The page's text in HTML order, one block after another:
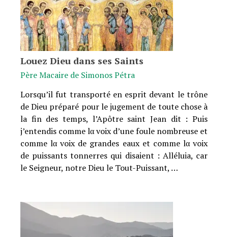
Louez Dieu dans ses Saints
Père Macaire de Simonos Pétra
Lorsqu’il fut transporté en esprit devant le trône
de Dieu préparé pour le jugement de toute chose à
la fin des temps, l’Apôtre saint Jean dit : Puis
j’entendis comme lα voix d’une foule nombreuse et
comme lα voix de grandes eaux et comme lα voix
de puissants tonnerres qui disaient : Alléluia, car
le Seigneur, notre Dieu le Tout-Puissant, …